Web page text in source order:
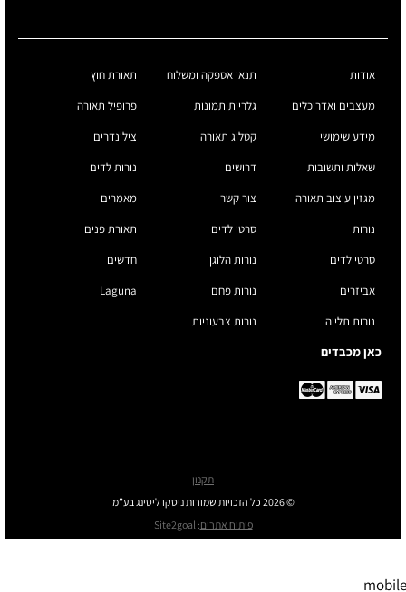
אודות
מעצבים ואדריכלים
מידע שימושי
שאלות ותשובות
מגזין עיצוב תאורה
תנאי אספקה ומשלוח
גלריית תמונות
קטלוג תאורה
דרושים
צור קשר
תאורת חוץ
פרופיל תאורה
צילינדרים
נורות לדים
מאמרים
נורות
סרטי לדים
אביזרים
נורות תלייה
סרטי לדים
נורות הלוגן
נורות פחם
נורות צבעוניות
תאורת פנים
חדשים
Laguna
כאן מכבדים
תקנון
© 2026 כל הזכויות שמורות ניסקו ליטינג בע”מ
פיתוח אתרים:
Site2goal